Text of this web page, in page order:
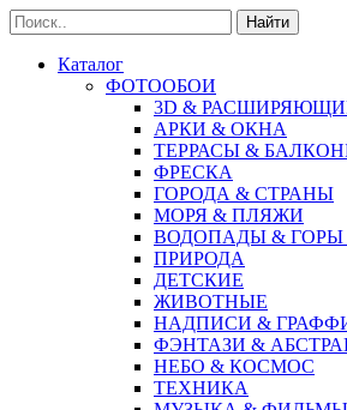
Найти
Каталог
ФОТООБОИ
3D &
АРКИ & ОКНА
ТЕРРАСЫ &
ФРЕСКА
ГОРОДА & СТРАНЫ
МОРЯ & ПЛЯЖИ
ВОДОПАДЫ & ГОРЫ
ПРИРОДА
ДЕТСКИЕ
ЖИВОТНЫЕ
НАДПИСИ &
ФЭНТАЗИ &
НЕБО & КОСМОС
ТЕХНИКА